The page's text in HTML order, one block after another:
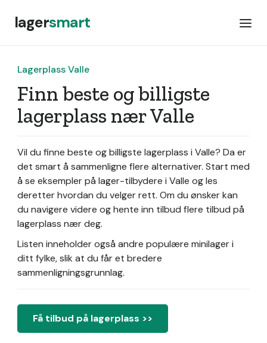
lagersmart
Lagerplass Valle
Finn beste og billigste
lagerplass nær Valle
Vil du finne beste og billigste lagerplass i Valle? Da er
det smart å sammenligne flere alternativer. Start med
å se eksempler på lager-tilbydere i Valle og les
deretter hvordan du velger rett. Om du ønsker kan
du navigere videre og hente inn tilbud flere tilbud på
lagerplass nær deg.
Listen inneholder også andre populære minilager i
ditt fylke, slik at du får et bredere
sammenligningsgrunnlag.
Få tilbud på lagerplass >>